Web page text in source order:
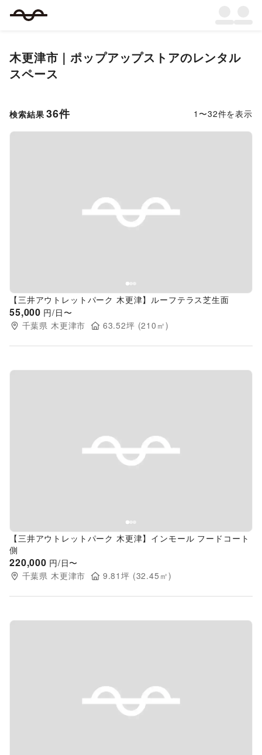
木更津市 ｜ポップアップストアのレンタル
スペース
検索結果 36件 1 〜32件を表示
Previous slide
【三井アウトレットパーク 木更津】ルーフテラス芝生面
55,000 円/日〜
千葉県 木更津市 63.52坪 (210 ㎡)
Previous slide
【三井アウトレットパーク 木更津】インモール フードコート
側
220,000 円/日〜
千葉県 木更津市 9.81坪 (32.45 ㎡)
Previous slide